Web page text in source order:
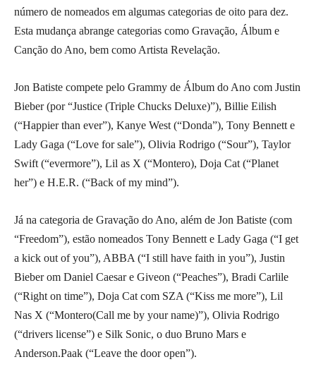
número de nomeados em algumas categorias de oito para dez.
Esta mudança abrange categorias como Gravação, Álbum e
Canção do Ano, bem como Artista Revelação.
Jon Batiste compete pelo Grammy de Álbum do Ano com Justin
Bieber (por “Justice (Triple Chucks Deluxe)”), Billie Eilish
(“Happier than ever”), Kanye West (“Donda”), Tony Bennett e
Lady Gaga (“Love for sale”), Olivia Rodrigo (“Sour”), Taylor
Swift (“evermore”), Lil as X (“Montero), Doja Cat (“Planet
her”) e H.E.R. (“Back of my mind”).
Já na categoria de Gravação do Ano, além de Jon Batiste (com
“Freedom”), estão nomeados Tony Bennett e Lady Gaga (“I get
a kick out of you”), ABBA (“I still have faith in you”), Justin
Bieber om Daniel Caesar e Giveon (“Peaches”), Bradi Carlile
(“Right on time”), Doja Cat com SZA (“Kiss me more”), Lil
Nas X (“Montero(Call me by your name)”), Olivia Rodrigo
(“drivers license”) e Silk Sonic, o duo Bruno Mars e
Anderson.Paak (“Leave the door open”).